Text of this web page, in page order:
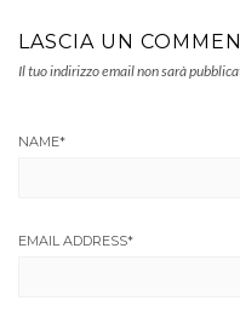
LASCIA UN
Il tuo indirizzo email non sarà
NAME*
EMAIL ADDRESS*